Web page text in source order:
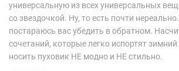
универсальную из всех универсальных
со звездочкой. Ну, то есть почти
постараюсь вас убедить в обратном.
сочетаний, которые легко испортят
носить пуховик НЕ модно и НЕ стильно.